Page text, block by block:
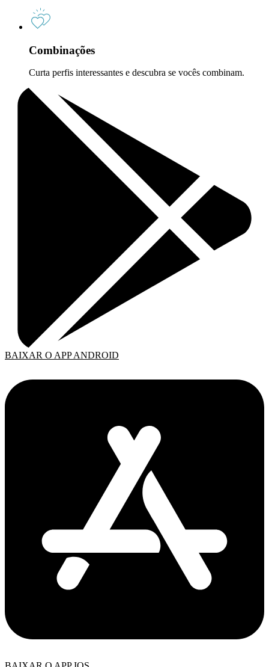
Combinações
Curta perfis interessantes e descubra se vocês combinam.
BAIXAR O APP ANDROID